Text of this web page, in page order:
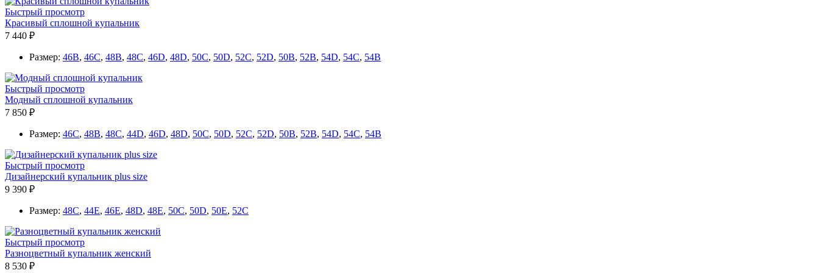
Быстрый просмотр
Красивый сплошной купальник
7 440 ₽
Размер: 46B, 46C, 48B, 48C, 46D, 48D, 50C, 50D, 52C, 52D, 50B, 52B, 54D, 54C, 54B
Быстрый просмотр
Модный сплошной купальник
7 850 ₽
Размер: 46C, 48B, 48C, 44D, 46D, 48D, 50C, 50D, 52C, 52D, 50B, 52B, 54D, 54C, 54B
Быстрый просмотр
Дизайнерский купальник plus size
9 390 ₽
Размер: 48C, 44E, 46E, 48D, 48E, 50C, 50D, 50E, 52C
Быстрый просмотр
Разноцветный купальник женский
8 530 ₽